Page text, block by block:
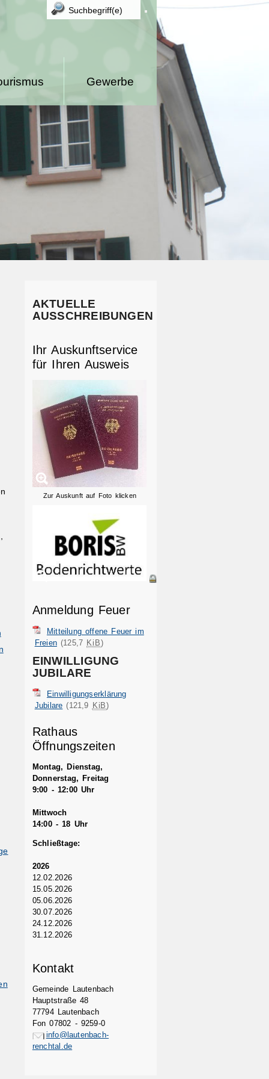
Gewerbe
AKTUELLE
AUSSCHREIBUNGEN
Ihr Auskunftservice
für Ihren Ausweis
Zur Auskunft auf Foto klicken
Anmeldung Feuer
Mitteilung offene Feuer im
Freien (125,7 KiB)
EINWILLIGUNG
JUBILARE
Einwilligungserklärung
Jubilare (121,9 KiB)
Rathaus
Öffnungszeiten
Montag, Dienstag,
Donnerstag, Freitag
9:00 - 12:00 Uhr
Mittwoch
14:00 - 18 Uhr
Schließtage:
2026
12.02.2026
15.05.2026
05.06.2026
30.07.2026
24.12.2026
31.12.2026
Kontakt
Gemeinde Lautenbach
Hauptstraße 48
77794 Lautenbach
Fon 07802 - 9259-0
info@lautenbach-
renchtal.de